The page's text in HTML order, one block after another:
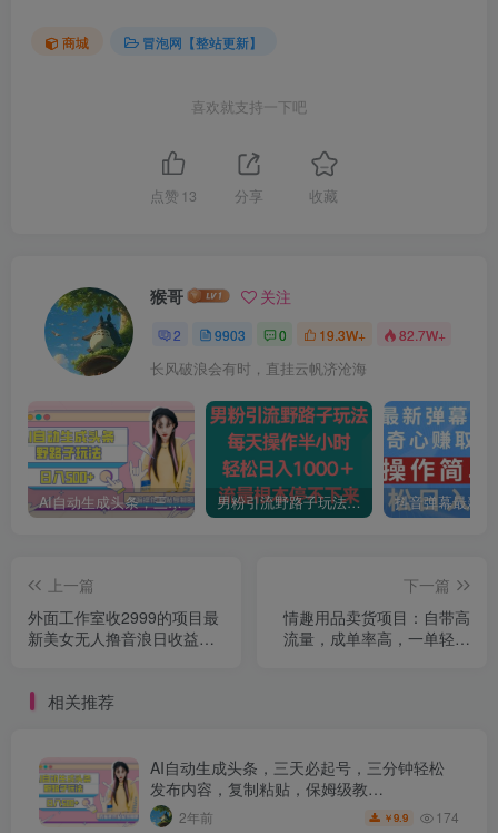
商城 冒泡网【整站更新】
喜欢就支持一下吧
点赞 13 分享 收藏
猴哥 关注
2 9903 0 19.3W+ 82.7W+
长风破浪会有时，直挂云帆济沧海
AI自动生成头条，三天必起号，三分钟轻松发布内容，复制粘贴，保姆级教… 男粉引流野路子玩法，每天操作半小时轻松日入1000＋，流量根本停不下来
上一篇
外面工作室收2999的项目最
新美女无人撸音浪日收益几
下一篇
情趣用品卖货项目：自带高
流量，成单率高，一单轻松
相关推荐
AI自动生成头条，三天必起号，三分钟轻松
发布内容，复制粘贴，保姆级教…
2年前 ￥9.9 174